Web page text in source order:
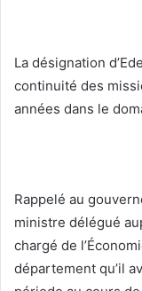
La désignation
continuité des
années dans le
Rappelé au
ministre délégué
chargé de
département qu’il